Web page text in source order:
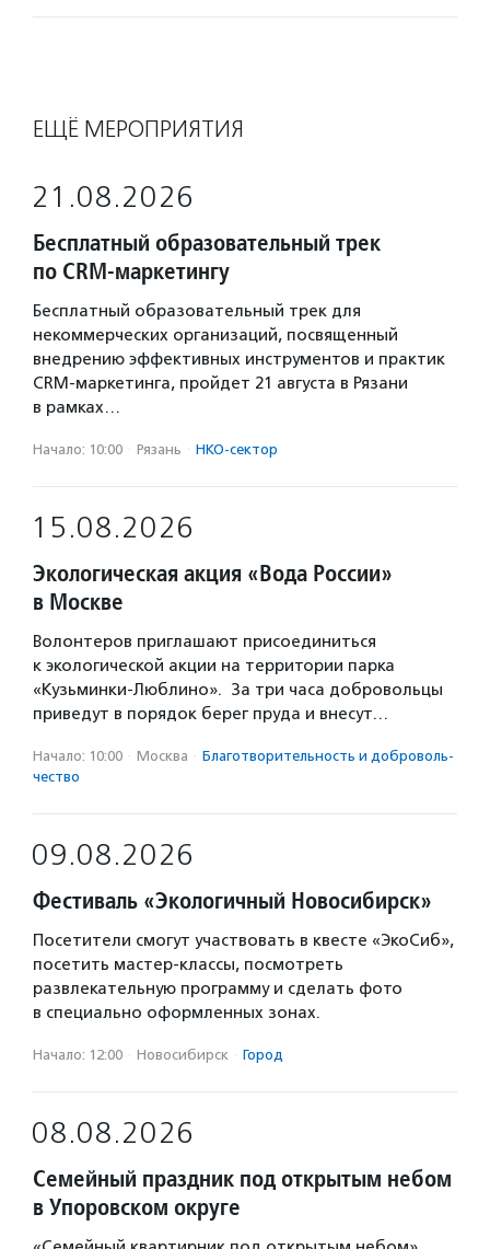
ЕЩЁ МЕРОПРИЯТИЯ
21.08.2026
Бесплатный образовательный трек
по CRM-маркетингу
Бесплатный образовательный трек для
некоммерческих организаций, посвященный
внедрению эффективных инструментов и практик
CRM-маркетинга, пройдет 21 августа в Рязани
в рамках…
Начало: 10:00 · Рязань · НКО-сектор
15.08.2026
Экологическая акция «Вода России»
в Москве
Волонтеров приглашают присоединиться
к экологической акции на территории парка
«Кузьминки-Люблино». За три часа добровольцы
приведут в порядок берег пруда и внесут…
Начало: 10:00 · Москва · Благотвори­тель­ность и доброволь­
чест­во
09.08.2026
Фестиваль «Экологичный Новосибирск»
Посетители смогут участвовать в квесте «ЭкоСиб»,
посетить мастер-классы, посмотреть
развлекательную программу и сделать фото
в специально оформленных зонах.
Начало: 12:00 · Новосибирск · Город
08.08.2026
Семейный праздник под открытым небом
в Упоровском округе